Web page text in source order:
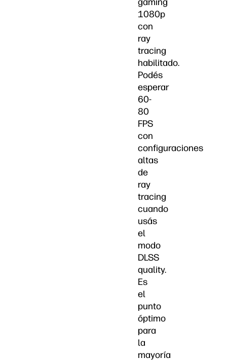
1080p
con
ray
tracing
habilitado.
Podés
esperar
60-
80
FPS
con
configuraciones
altas
de
ray
tracing
cuando
usás
el
modo
DLSS
quality.
Es
el
punto
óptimo
para
la
mayoría